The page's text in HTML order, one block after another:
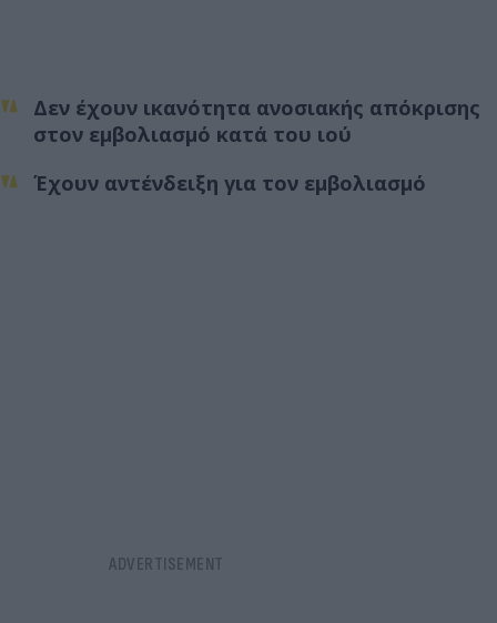
Δεν έχουν ικανότητα ανοσιακής απόκρισης
στον εμβολιασμό κατά του ιού
Έχουν αντένδειξη για τον εμβολιασμό